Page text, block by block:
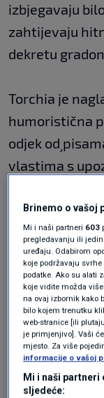
izbjegavaju
zahtijevaju
dekretu
Torchia je
humoristična
odjek od
vlastima s
od 1,2 tisuće
65 godine,
udaljena više
ima
je
Liječnik koji u
samo
praznika ili
Stanovnicima
Brinemo o vašoj
Mi i naši partneri 603
pregledavanju ili
uređaju. Odabirom
koje podržavaju
podatke. Ako su alati
koje vidite možda
na ovaj izbornik kako
bilo kojem trenutku
web-stranice [ili
je primjenjivo]. Vaši
mjesto. Za više
informacije o vašoj
Mi i naši
sljedeće: